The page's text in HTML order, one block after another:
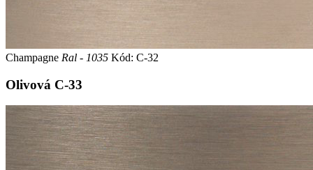
Champagne Ral - 1035 Kód: C-32
Olivová C-33